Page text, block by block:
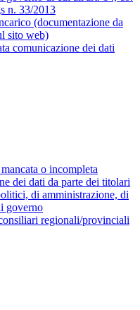
n. 33/2013
(documentazione da
sito web)
comunicazione dei dati
o incompleta
dei dati da parte dei titolari
di amministrazione, di
governo
regionali/provinciali